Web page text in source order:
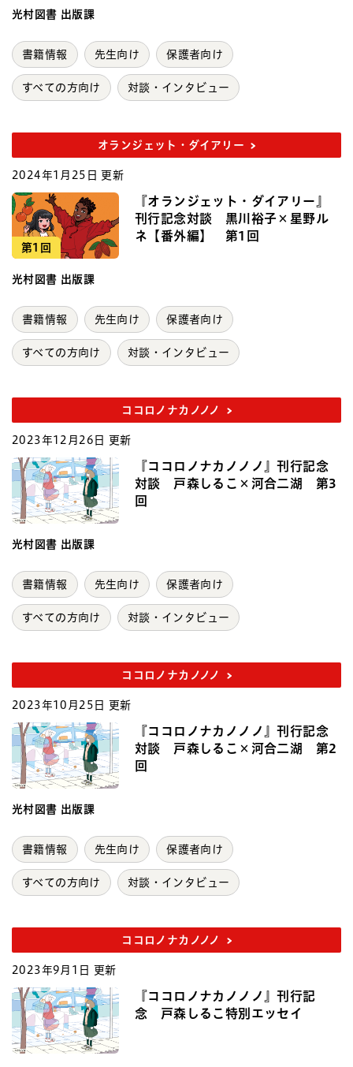
光村図書 出版課
書籍情報 先生向け 保護者向け
すべての方向け 対談・インタビュー
オランジェット・ダイアリー
2024年1月25日 更新
第1回
『オランジェット・ダイアリー』
刊行記念対談 黒川裕子×星野ル
ネ【番外編】 第1回
光村図書 出版課
書籍情報 先生向け 保護者向け
すべての方向け 対談・インタビュー
ココロノナカノノノ
2023年12月26日 更新
『ココロノナカノノノ』刊行記念
対談 戸森しるこ×河合二湖 第3
回
光村図書 出版課
書籍情報 先生向け 保護者向け
すべての方向け 対談・インタビュー
ココロノナカノノノ
2023年10月25日 更新
『ココロノナカノノノ』刊行記念
対談 戸森しるこ×河合二湖 第2
回
光村図書 出版課
書籍情報 先生向け 保護者向け
すべての方向け 対談・インタビュー
ココロノナカノノノ
2023年9月1日 更新
『ココロノナカノノノ』刊行記
念 戸森しるこ特別エッセイ